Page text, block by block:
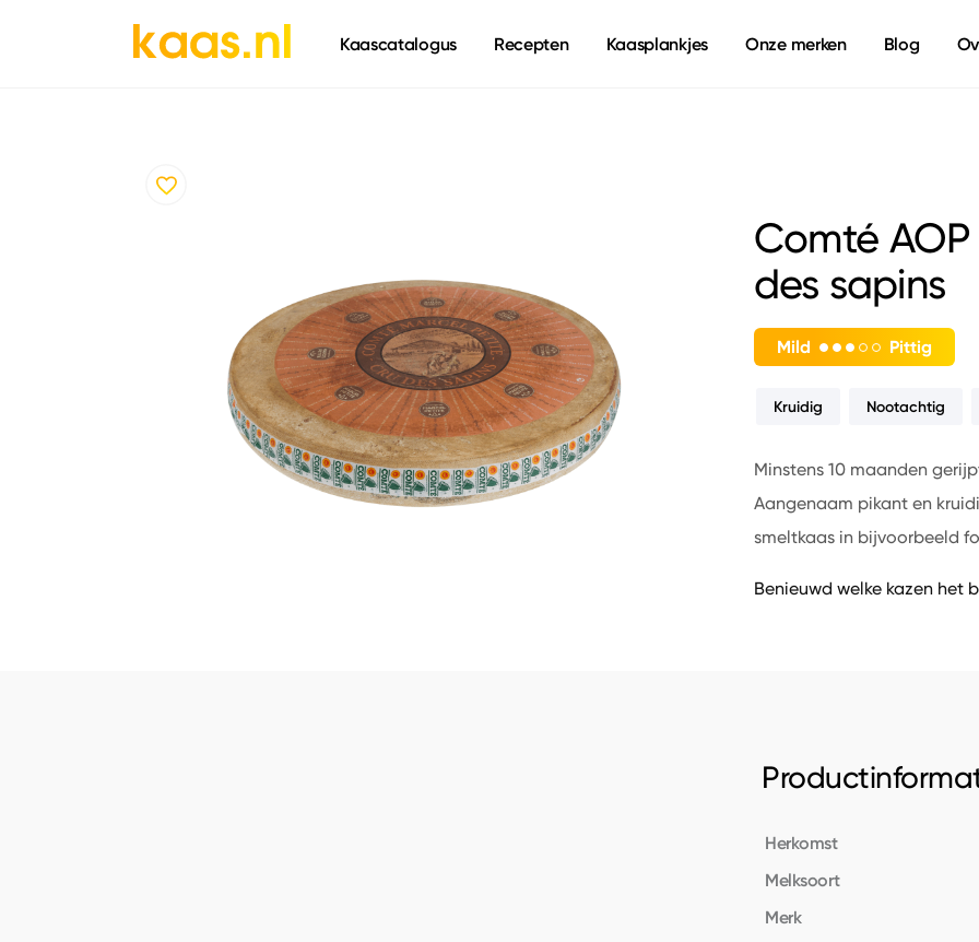
Kaascatalogus Recepten Kaasplankjes Onze merken Blog
Comté
des sapins
Mild Pittig
Kruidig Nootachtig
Minstens 10 maanden
Aangenaam pikant en
smeltkaas in bijvoorbeeld
Benieuwd welke kazen het
Herkomst
Melksoort
Merk